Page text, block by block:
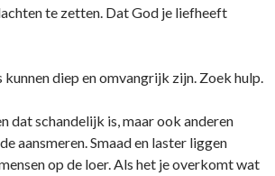
te zetten. Dat God je liefheeft
kunnen diep en omvangrijk zijn. Zoek hulp.
dat schandelijk is, maar ook anderen
aansmeren. Smaad en laster liggen
op de loer. Als het je overkomt wat